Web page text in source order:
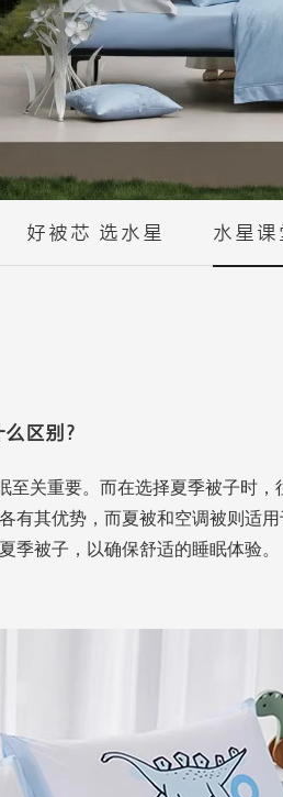
好被芯 选水星 水星课
区别？
至关重要。而在选择夏季被子时
有其优势，而夏被和空调被则适
季被子，以确保舒适的睡眠体验。